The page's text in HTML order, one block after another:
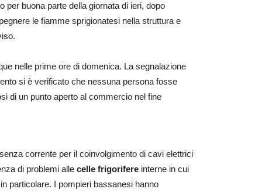
per buona parte della giornata di ieri, dopo
le fiamme sprigionatesi nella struttura e
nelle prime ore di domenica. La segnalazione
si è verificato che nessuna persona fosse
di un punto aperto al commercio nel fine
corrente per il coinvolgimento di cavi elettrici
di problemi alle celle frigorifere interne in cui
particolare. I pompieri bassanesi hanno